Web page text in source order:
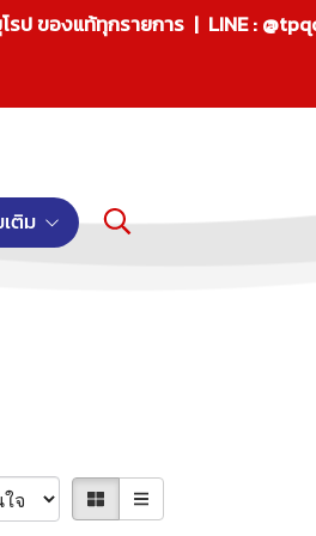
รป ของแท้ทุกรายการ | LINE :
ติม